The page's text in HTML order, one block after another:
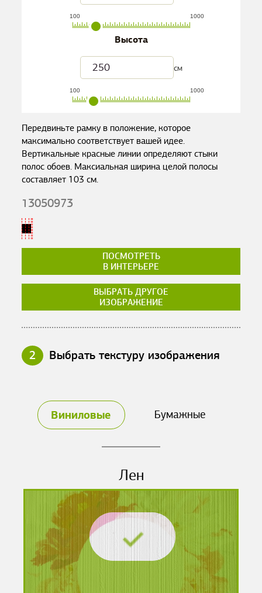
100 1000
Высота
см
100 1000
Передвиньте рамку в положение, которое
максимально соответствует вашей идее.
Вертикальные красные линии определяют стыки
полос обоев. Максиальная ширина целой полосы
составляет 103 см.
13050973
ПОСМОТРЕТЬ
В ИНТЕРЬЕРЕ
ВЫБРАТЬ ДРУГОЕ
ИЗОБРАЖЕНИЕ
2 Выбрать текстуру изображения
Виниловые Бумажные
Лен